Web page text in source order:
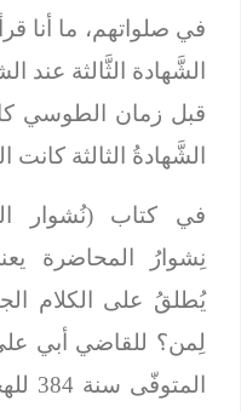
في صلواتهم، ما أنا
الشَّهادة الثَّالثة عند
قبل زمان الطوسي
الشَّهادةُ الثالثة كانت
في كتاب (نُشوار
نِشوارُ المحاضرة
يُطلقُ على الكلام
لِمن؟ للقاضي أبي